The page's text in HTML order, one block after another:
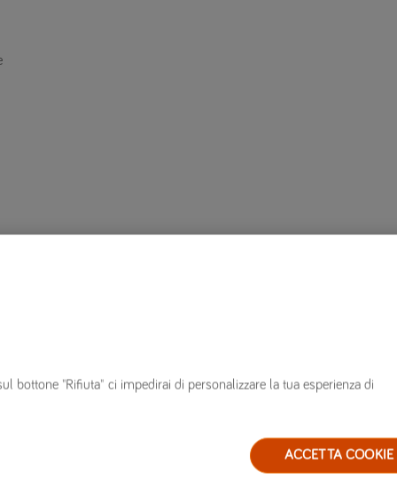
bottone "Rifiuta" ci impedirai di personalizzare la tua esperienza di
ACCETTA COOKIE